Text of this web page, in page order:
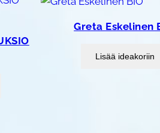
Greta Eskelinen
Lisää ideakoriin